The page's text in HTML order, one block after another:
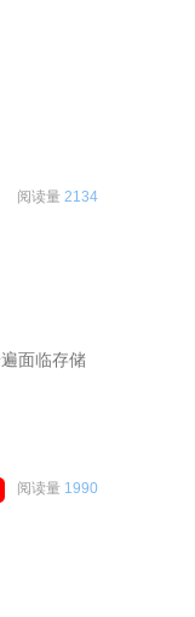
阅读量 2134
面临存储
阅读量 1990